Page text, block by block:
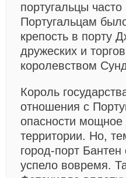
португальцы
Португальцам
крепость в порту
дружеских и
королевством
Король
отношения с
опасности мощное
территории. Но,
город-порт
успело вовремя.